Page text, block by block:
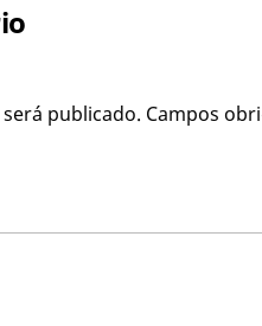
publicado. Campos